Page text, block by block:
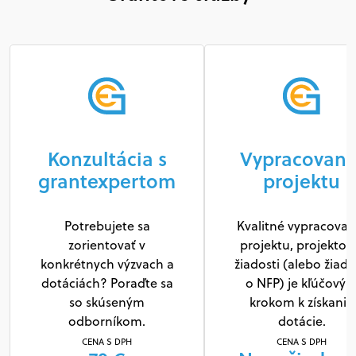
Konzultácia s
grantexpertom
Potrebujete sa
zorientovať v
konkrétnych výzvach a
dotáciách? Poraďte sa
so skúseným
odborníkom.
CENA S DPH
projektu
Kvalitné
projektu,
žiadosti (alebo
o NFP) je
krokom k získaniu
dotácie.
CENA S DPH